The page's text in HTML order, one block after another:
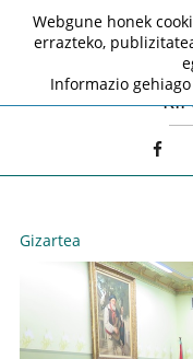
Gizartea
Webgune honek
errazteko,
Informazio